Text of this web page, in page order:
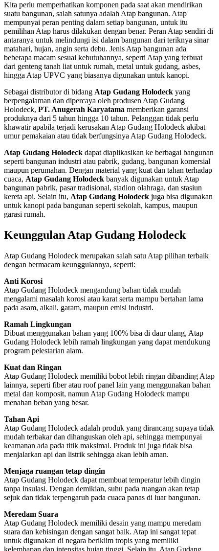
Kita perlu memperhatikan komponen pada saat akan mendirikan
suatu bangunan, salah satunya adalah Atap bangunan. Atap
mempunyai peran penting dalam setiap bangunan, untuk itu
pemilihan Atap harus dilakukan dengan benar. Peran Atap sendiri di
antaranya untuk melindungi isi dalam bangunan dari teriknya sinar
matahari, hujan, angin serta debu. Jenis Atap bangunan ada
beberapa macam sesuai kebutuhannya, seperti Atap yang terbuat
dari genteng tanah liat untuk rumah, metal untuk gudang, asbes,
hingga Atap UPVC yang biasanya digunakan untuk kanopi.
Sebagai distributor di bidang Atap Gudang Holodeck yang
berpengalaman dan dipercaya oleh produsen Atap Gudang
Holodeck, PT. Anugerah Karyatama memberikan garansi
produknya dari 5 tahun hingga 10 tahun. Pelanggan tidak perlu
khawatir apabila terjadi kerusakan Atap Gudang Holodeck akibat
umur pemakaian atau tidak berfungsinya Atap Gudang Holodeck.
Atap Gudang Holodeck dapat diaplikasikan ke berbagai bangunan
seperti bangunan industri atau pabrik, gudang, bangunan komersial
maupun perumahan. Dengan material yang kuat dan tahan terhadap
cuaca, Atap Gudang Holodeck banyak digunakan untuk Atap
bangunan pabrik, pasar tradisional, stadion olahraga, dan stasiun
kereta api. Selain itu, Atap Gudang Holodeck juga bisa digunakan
untuk kanopi pada bangunan seperti sekolah, kampus, maupun
garasi rumah.
Keunggulan Atap Gudang Holodeck
Atap Gudang Holodeck merupakan salah satu Atap pilihan terbaik
dengan bermacam keunggulannya, seperti:
Anti Korosi
Atap Gudang Holodeck mengandung bahan tidak mudah
mengalami masalah korosi atau karat serta mampu bertahan lama
pada asam, alkali, garam, maupun emisi industri.
Ramah Lingkungan
Dibuat menggunakan bahan yang 100% bisa di daur ulang, Atap
Gudang Holodeck lebih ramah lingkungan yang dapat mendukung
program pelestarian alam.
Kuat dan Ringan
Atap Gudang Holodeck memiliki bobot lebih ringan dibanding Atap
lainnya, seperti fiber atau roof panel lain yang menggunakan bahan
metal dan komposit, namun Atap Gudang Holodeck mampu
menahan beban yang besar.
Tahan Api
Atap Gudang Holodeck adalah produk yang dirancang supaya tidak
mudah terbakar dan dihanguskan oleh api, sehingga mempunyai
keamanan ada pada titik maksimal. Produk ini juga tidak bisa
menjalarkan api dan listrik sehingga akan lebih aman.
Menjaga ruangan tetap dingin
Atap Gudang Holodeck dapat membuat temperatur lebih dingin
tanpa insulasi. Dengan demikian, suhu pada ruangan akan tetap
sejuk dan tidak terpengaruh pada cuaca panas di luar bangunan.
Meredam Suara
Atap Gudang Holodeck memiliki desain yang mampu meredam
suara dan kebisingan dengan sangat baik. Atap ini sangat tepat
untuk digunakan di negara beriklim tropis yang memiliki
kelembapan dan intensitas hujan tinggi. Selain itu, Atap Gudang